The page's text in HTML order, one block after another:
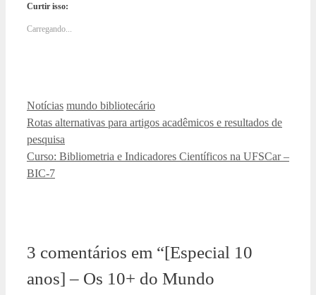
Curtir isso:
Carregando...
Categorias
Notícias Tags
mundo bibliotecário
Rotas alternativas para artigos acadêmicos e resultados de
pesquisa
Curso: Bibliometria e Indicadores Científicos na UFSCar –
BIC-7
3 comentários em “[Especial 10
anos] – Os 10+ do Mundo